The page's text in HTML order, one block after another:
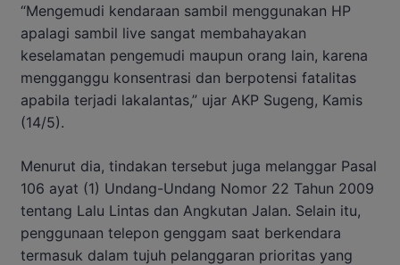
“Mengemudi kendaraan sambil menggunakan HP
apalagi sambil live sangat membahayakan
keselamatan pengemudi maupun orang lain, karena
mengganggu konsentrasi dan berpotensi fatalitas
apabila terjadi lakalantas,” ujar AKP Sugeng, Kamis
(14/5).
Menurut dia, tindakan tersebut juga melanggar Pasal
106 ayat (1) Undang-Undang Nomor 22 Tahun 2009
tentang Lalu Lintas dan Angkutan Jalan. Selain itu,
penggunaan telepon genggam saat berkendara
termasuk dalam tujuh pelanggaran prioritas yang